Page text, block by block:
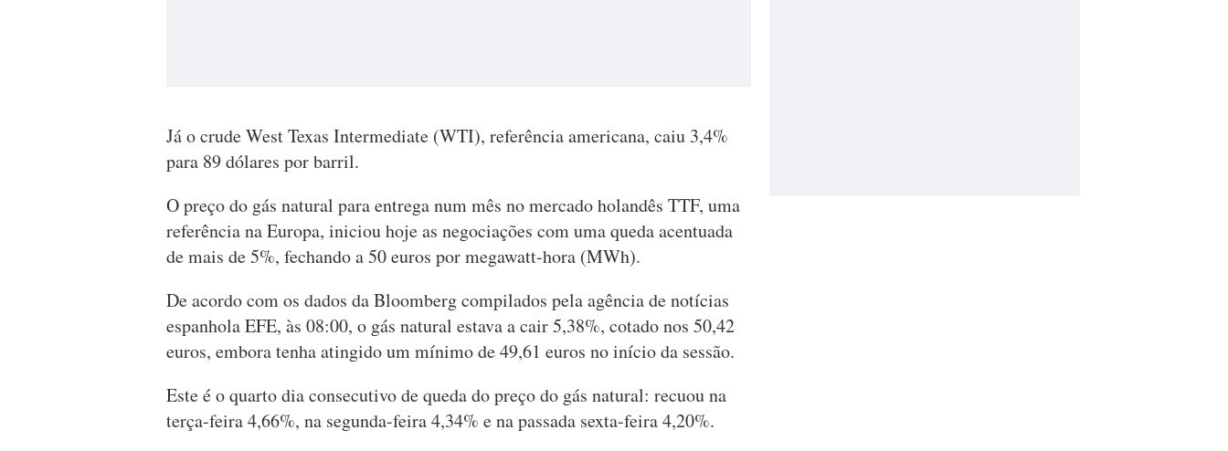
Já o crude West Texas Intermediate (WTI), referência americana, caiu 3,4%
para 89 dólares por barril.
O preço do gás natural para entrega num mês no mercado holandês TTF, uma
referência na Europa, iniciou hoje as negociações com uma queda acentuada
de mais de 5%, fechando a 50 euros por megawatt-hora (MWh).
De acordo com os dados da Bloomberg compilados pela agência de notícias
espanhola EFE, às 08:00, o gás natural estava a cair 5,38%, cotado nos 50,42
euros, embora tenha atingido um mínimo de 49,61 euros no início da sessão.
Este é o quarto dia consecutivo de queda do preço do gás natural: recuou na
terça-feira 4,66%, na segunda-feira 4,34% e na passada sexta-feira 4,20%.